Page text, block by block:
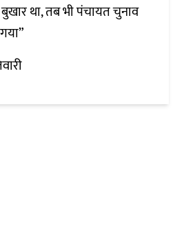
था, तब भी पंचायत चुनाव